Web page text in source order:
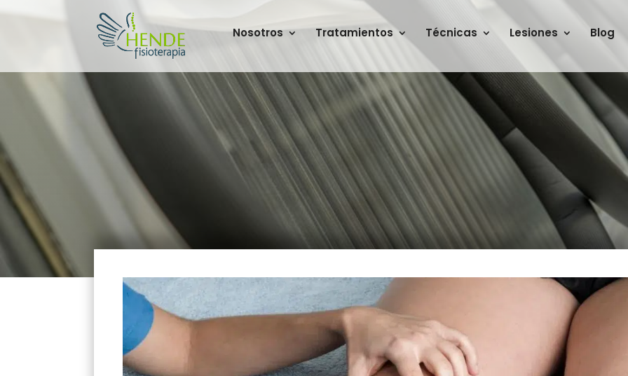
Nosotros Tratamientos Técnicas Lesiones Blog